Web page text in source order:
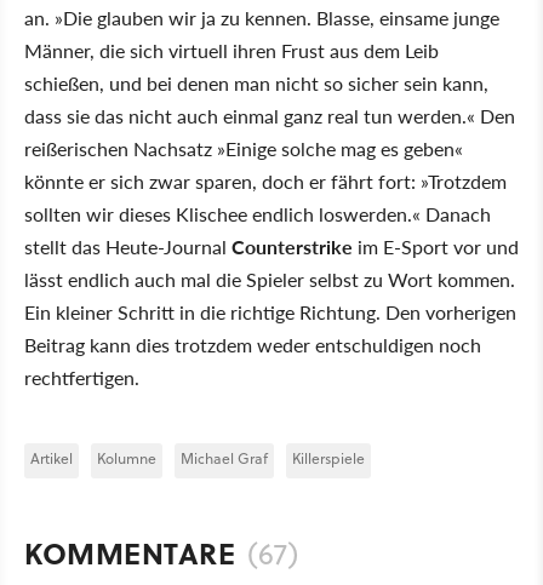
an. »Die glauben wir ja zu kennen. Blasse, einsame junge
Männer, die sich virtuell ihren Frust aus dem Leib
schießen, und bei denen man nicht so sicher sein kann,
dass sie das nicht auch einmal ganz real tun werden.« Den
reißerischen Nachsatz »Einige solche mag es geben«
könnte er sich zwar sparen, doch er fährt fort: »Trotzdem
sollten wir dieses Klischee endlich loswerden.« Danach
stellt das Heute-Journal Counterstrike im E-Sport vor und
lässt endlich auch mal die Spieler selbst zu Wort kommen.
Ein kleiner Schritt in die richtige Richtung. Den vorherigen
Beitrag kann dies trotzdem weder entschuldigen noch
rechtfertigen.
Artikel Kolumne Michael Graf Killerspiele
KOMMENTARE (67)